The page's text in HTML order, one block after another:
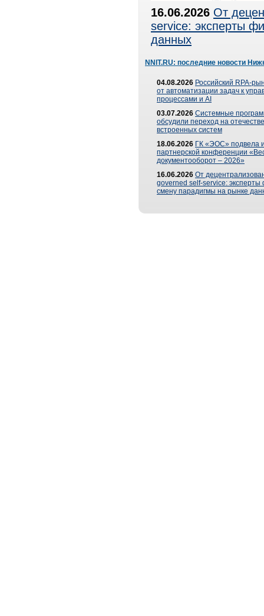
16.06.2026 От
service: эксперты
данных
NNIT.RU: последние новости
04.08.2026 Российский RPA-
от автоматизации задач к
процессами и AI
03.07.2026 Системные
обсудили переход на
встроенных систем
18.06.2026 ГК «ЭОС» подвела
партнерской конференции
документооборот – 2026»
16.06.2026 От
governed self-service: эксперты
смену парадигмы на рынке